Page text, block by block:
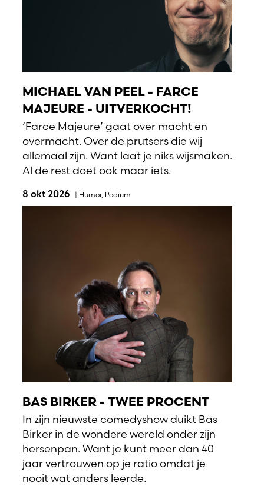
MICHAEL VAN PEEL - FARCE
MAJEURE - UITVERKOCHT!
‘Farce Majeure’ gaat over macht en
overmacht. Over de prutsers die wij
allemaal zijn. Want laat je niks wijsmaken.
Al de rest doet ook maar iets.
8 okt 2026 | Humor, Podium
BAS BIRKER - TWEE PROCENT
In zijn nieuwste comedyshow duikt Bas
Birker in de wondere wereld onder zijn
hersenpan. Want je kunt meer dan 40
jaar vertrouwen op je ratio omdat je
nooit wat anders leerde.